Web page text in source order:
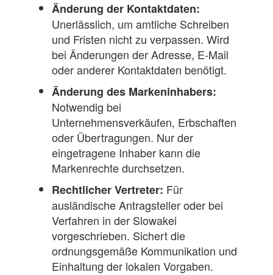
Änderung der Kontaktdaten:
Unerlässlich, um amtliche Schreiben
und Fristen nicht zu verpassen. Wird
bei Änderungen der Adresse, E-Mail
oder anderer Kontaktdaten benötigt.
Änderung des Markeninhabers:
Notwendig bei
Unternehmensverkäufen, Erbschaften
oder Übertragungen. Nur der
eingetragene Inhaber kann die
Markenrechte durchsetzen.
Rechtlicher Vertreter: Für
ausländische Antragsteller oder bei
Verfahren in der Slowakei
vorgeschrieben. Sichert die
ordnungsgemäße Kommunikation und
Einhaltung der lokalen Vorgaben.